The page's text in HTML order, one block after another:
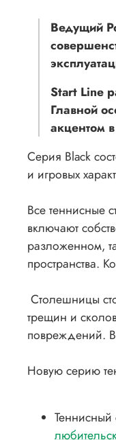
Ведущий
Start Line
Главной
акцентом
Серия Black
и игровых
Все теннисные
включают
разложенном,
пространства.
Столешницы
трещин и
повреждений.
Новую серию
Теннисный